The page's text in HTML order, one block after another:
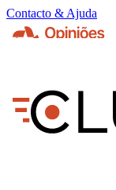
Contacto & Ajuda